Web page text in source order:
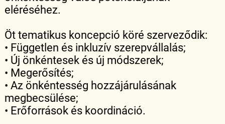
eléréséhez.
Öt tematikus koncepció köré szerveződik:
• Független és inkluzív szerepvállalás;
• Új önkéntesek és új módszerek;
• Megerősítés;
• Az önkéntesség hozzájárulásának
megbecsülése;
• Erőforrások és koordináció.